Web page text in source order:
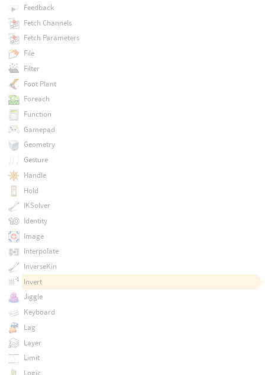
Feedback
Fetch Channels
Fetch Parameters
File
Filter
Foot Plant
Foreach
Function
Gamepad
Geometry
Gesture
Handle
Hold
IKSolver
Identity
Image
Interpolate
InverseKin
Invert
Jiggle
Keyboard
Lag
Layer
Limit
Logic